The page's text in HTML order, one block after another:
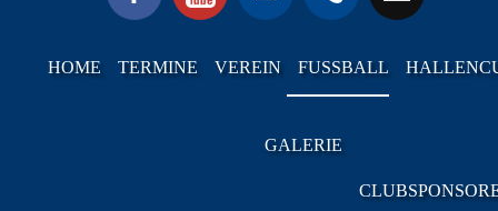
HOME TERMINE VEREIN FUSSBALL
GALERIE